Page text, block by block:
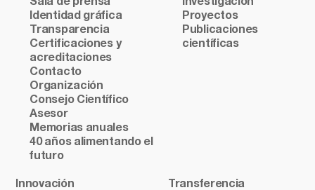
Sala de prensa
Identidad gráfica
Transparencia
Certificaciones y
acreditaciones
Contacto
Organización
Consejo Científico
Asesor
Memorias anuales
40 años alimentando el
futuro
Investigación
Proyectos
Publicaciones
científicas
Innovación
Transferencia